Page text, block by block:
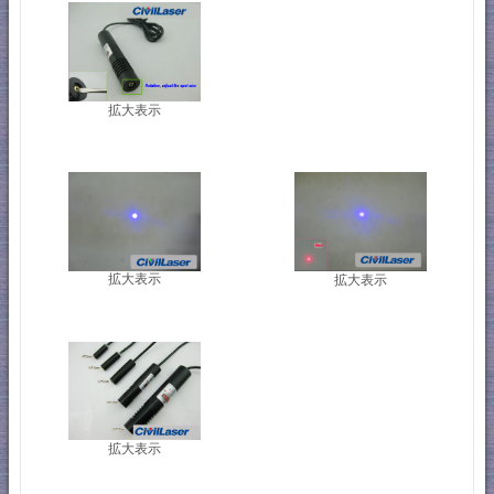
拡大表示
拡大表示 拡大表示
拡大表示